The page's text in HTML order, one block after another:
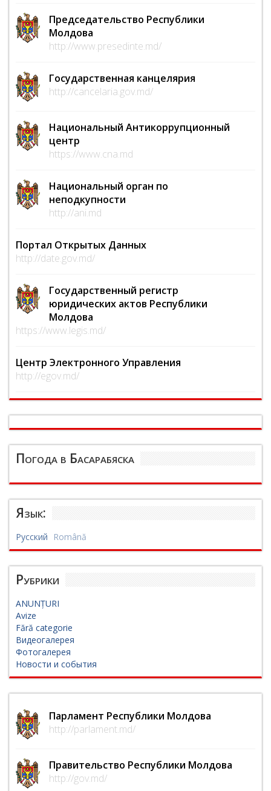
Председательство Республики
Молдова
http://www.presedinte.md/
Государственная канцелярия
http://cancelaria.gov.md/
Национальный Антикоррупционный
центр
https://www.cna.md
Национальный орган по
неподкупности
http://ani.md
Портал Открытых Данных
http://date.gov.md/
Государственный регистр
юридических актов Республики
Молдова
https://www.legis.md/
Центр Электронного Управления
http://egov.md/
Погода в Басарабяска
Язык:
Русский Română
Рубрики
ANUNȚURI
Avize
Fără categorie
Видеогалерея
Фотогалерея
Новости и события
Парламент Республики Молдова
http://parlament.md/
Правительство Республики Молдова
http://gov.md/